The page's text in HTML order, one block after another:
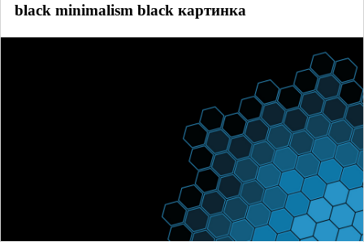
black minimalism black картинка